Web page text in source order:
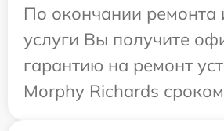
По окончании ремонта
услуги Вы получите
гарантию на ремонт
Morphy Richards